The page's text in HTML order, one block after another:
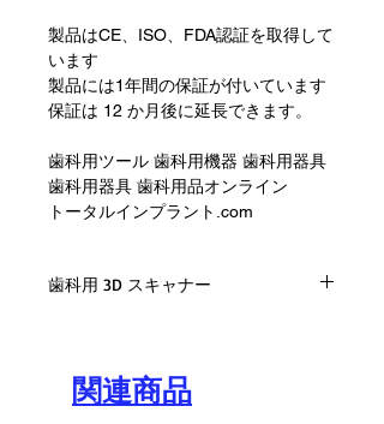
製品はCE、ISO、FDA認証を取得して
います
製品には1年間の保証が付いています
保証は 12 か月後に延長できます。
歯科用ツール 歯科用機器 歯科用器具
歯科用器具 歯科用品オンライン
トータルインプラント.com
歯科用 3D スキャナー
関連商品